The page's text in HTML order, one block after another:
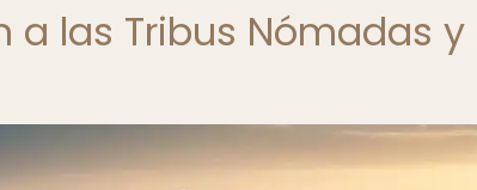
a las Tribus Nómadas